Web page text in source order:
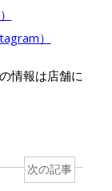
）
情報は店舗に
次の記事